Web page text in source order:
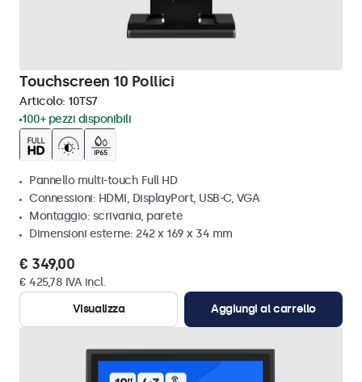
Touchscreen 10 Pollici
Articolo: 10TS7
100+ pezzi disponibili
Pannello multi-touch Full HD
Connessioni: HDMI, DisplayPort, USB-C, VGA
Montaggio: scrivania, parete
Dimensioni esterne: 242 x 169 x 34 mm
€ 349,00
€ 425,78 IVA incl.
Visualizza
Aggiungi al carrello